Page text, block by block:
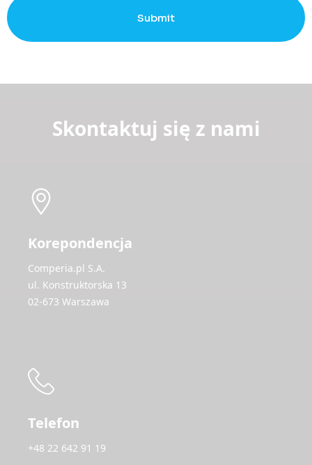
Submit
Skontaktuj się z nami
Korepondencja
Comperia.pl S.A.
ul. Konstruktorska 13
02-673 Warszawa
Telefon
+48 22 642 91 19